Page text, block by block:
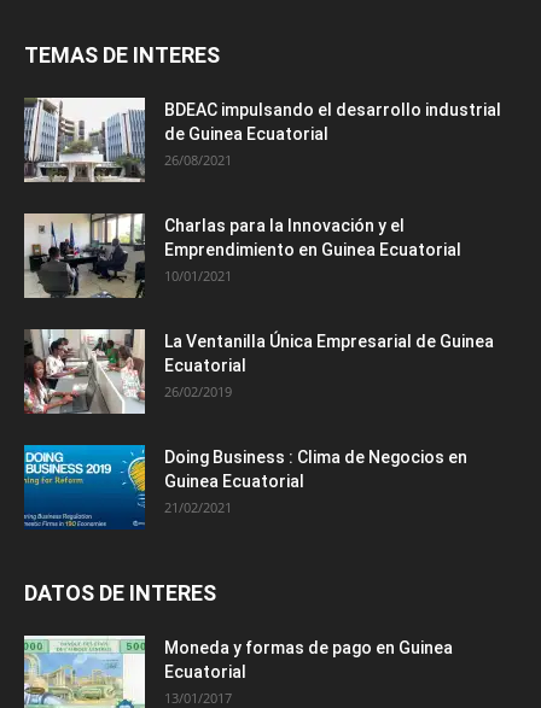
TEMAS DE INTERES
BDEAC impulsando el desarrollo industrial
de Guinea Ecuatorial
26/08/2021
Charlas para la Innovación y el
Emprendimiento en Guinea Ecuatorial
10/01/2021
La Ventanilla Única Empresarial de Guinea
Ecuatorial
26/02/2019
Doing Business : Clima de Negocios en
Guinea Ecuatorial
21/02/2021
DATOS DE INTERES
Moneda y formas de pago en Guinea
Ecuatorial
13/01/2017